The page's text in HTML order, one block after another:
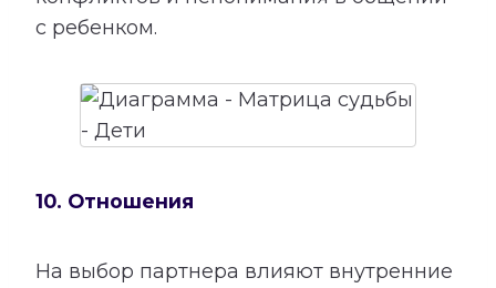
с ребенком.
10. Отношения
На выбор партнера влияют внутренние